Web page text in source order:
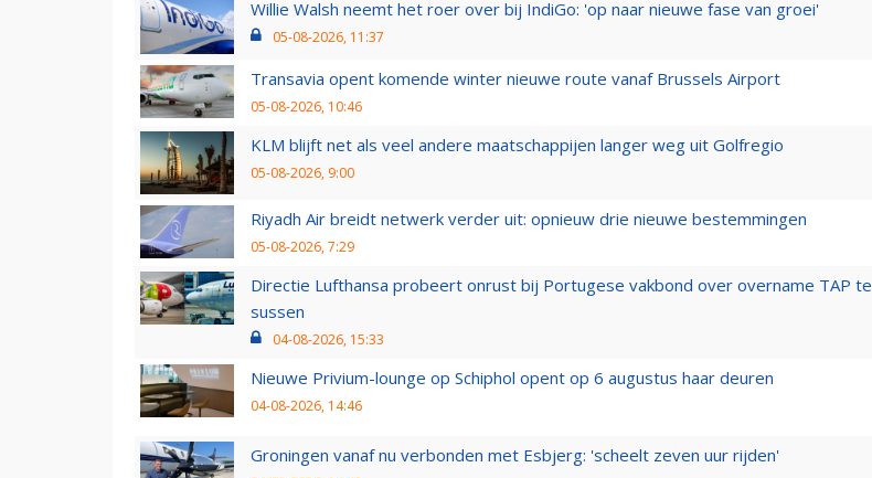
Willie Walsh neemt het roer over bij IndiGo: 'op naar nieuwe fase van groei'
05-08-2026, 11:37
Transavia opent komende winter nieuwe route vanaf Brussels Airport
05-08-2026, 10:46
KLM blijft net als veel andere maatschappijen langer weg uit Golfregio
05-08-2026, 9:00
Riyadh Air breidt netwerk verder uit: opnieuw drie nieuwe bestemmingen
05-08-2026, 7:29
Directie Lufthansa probeert onrust bij Portugese vakbond over overname TAP te
sussen
04-08-2026, 15:33
Nieuwe Privium-lounge op Schiphol opent op 6 augustus haar deuren
04-08-2026, 14:46
Groningen vanaf nu verbonden met Esbjerg: 'scheelt zeven uur rijden'